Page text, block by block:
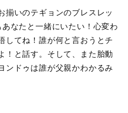
揃いのテギョンのブレスレッ
あなたと一緒にいたい！心変わ
してね！誰が何と言おうとチ
！と話す。そして、また胎動
ンドゥは誰が父親かわかるみ